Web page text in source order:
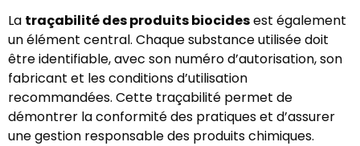
La traçabilité des produits biocidesest également
un élément central. Chaque substance utilisée doit
être identifiable, avec son numéro d’autorisation, son
fabricant et les conditions d’utilisation
recommandées. Cette traçabilité permet de
démontrer la conformité des pratiques et d’assurer
une gestion responsable des produits chimiques.